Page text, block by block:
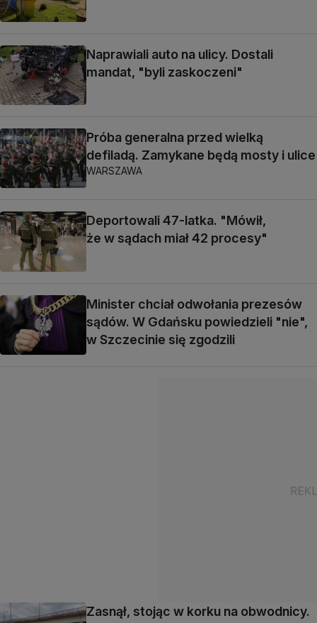
Naprawiali auto na ulicy. Dostali
mandat, "byli zaskoczeni"
Próba generalna przed wielką
defiladą. Zamykane będą mosty i ulice
WARSZAWA
Deportowali 47-latka. "Mówił,
że w sądach miał 42 procesy"
Minister chciał odwołania prezesów
sądów. W Gdańsku powiedzieli "nie",
w Szczecinie się zgodzili
Zasnął, stojąc w korku na obwodnicy.